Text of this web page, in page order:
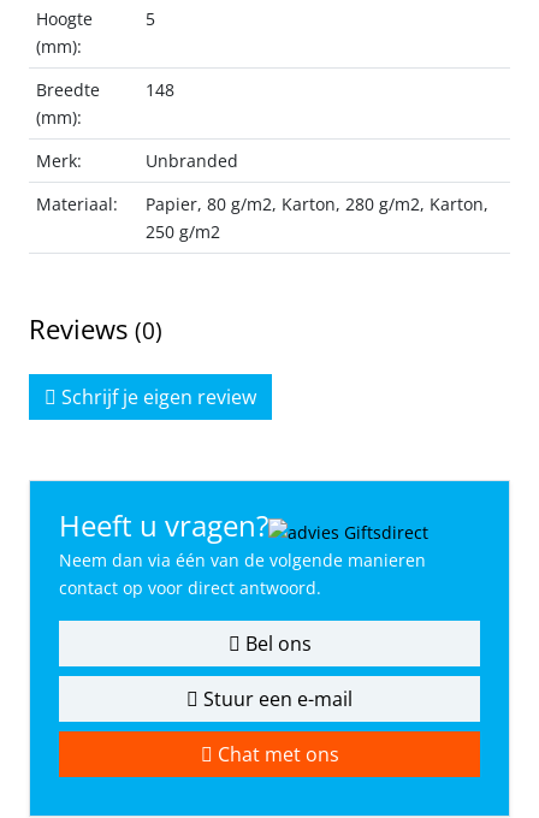
Hoogte
(mm):
5
Breedte
(mm):
148
Merk:
Unbranded
Materiaal:
Papier, 80 g/m2, Karton, 280 g/m2, Karton,
250 g/m2
Reviews (0)
Schrijf je eigen review
Heeft u vragen?
Neem dan via één van de volgende manieren
contact op voor direct antwoord.
Bel ons
Stuur een e-mail
Chat met ons